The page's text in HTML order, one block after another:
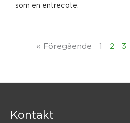
som en entrecote.
« Föregående 1 2 3
Kontakt